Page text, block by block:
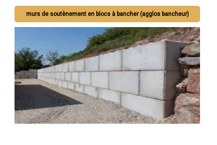
murs de soutènement en blocs à bancher (agglos bancheur)